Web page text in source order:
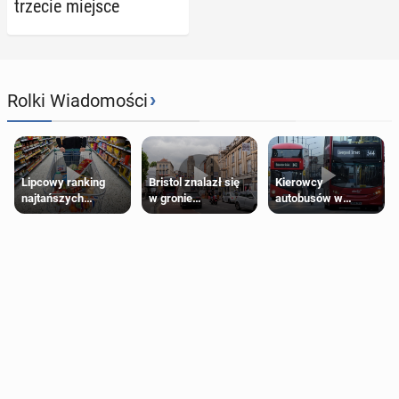
trzecie miejsce
Rolki Wiadomości›
Lipcowy ranking
najtańszych
supermarketów
Bristol znalazł się
w gronie
najlepszych
Kierowcy
autobusów w
Londynie